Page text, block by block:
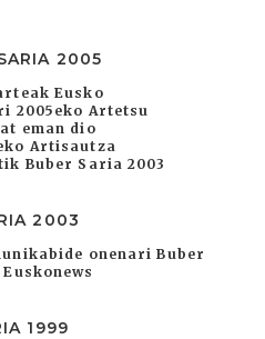
2005
Eusko
2005eko Artetsu
eman dio
Artisautza
Buber Saria 2003
2003
onenari Buber
1999